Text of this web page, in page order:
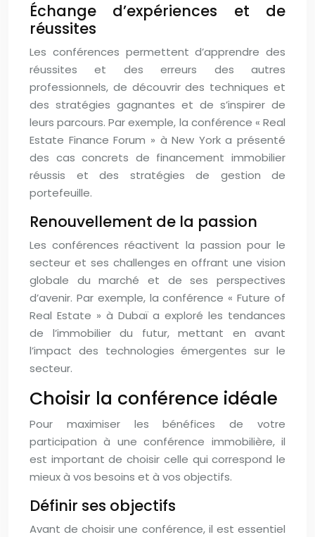
Échange d’expériences et de
réussites
Les conférences permettent d’apprendre des
réussites et des erreurs des autres
professionnels, de découvrir des techniques et
des stratégies gagnantes et de s’inspirer de
leurs parcours. Par exemple, la conférence « Real
Estate Finance Forum » à New York a présenté
des cas concrets de financement immobilier
réussis et des stratégies de gestion de
portefeuille.
Renouvellement de la passion
Les conférences réactivent la passion pour le
secteur et ses challenges en offrant une vision
globale du marché et de ses perspectives
d’avenir. Par exemple, la conférence « Future of
Real Estate » à Dubaï a exploré les tendances
de l’immobilier du futur, mettant en avant
l’impact des technologies émergentes sur le
secteur.
Choisir la conférence idéale
Pour maximiser les bénéfices de votre
participation à une conférence immobilière, il
est important de choisir celle qui correspond le
mieux à vos besoins et à vos objectifs.
Définir ses objectifs
Avant de choisir une conférence, il est essentiel